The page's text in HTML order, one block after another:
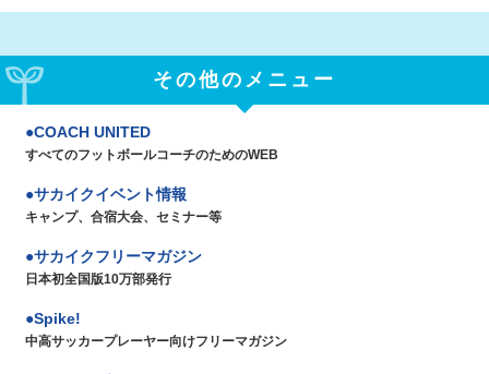
その他のメニュー
COACH UNITED
すべてのフットボールコーチのためのWEB
サカイクイベント情報
キャンプ、合宿大会、セミナー等
サカイクフリーマガジン
日本初全国版10万部発行
Spike!
中高サッカープレーヤー向けフリーマガジン